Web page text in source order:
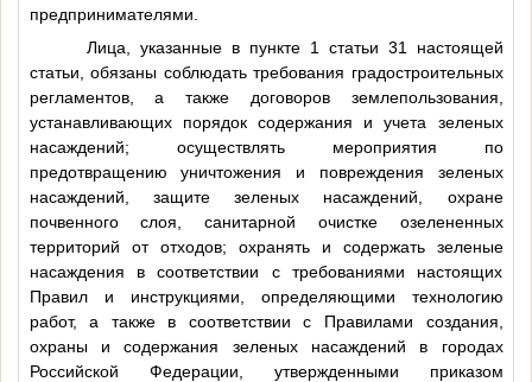
предпринимателями.
Лица, указанные в пункте 1 статьи 31 настоящей
статьи, обязаны соблюдать требования градостроительных
регламентов, а также договоров землепользования,
устанавливающих порядок содержания и учета зеленых
насаждений; осуществлять мероприятия по
предотвращению уничтожения и повреждения зеленых
насаждений, защите зеленых насаждений, охране
почвенного слоя, санитарной очистке озелененных
территорий от отходов; охранять и содержать зеленые
насаждения в соответствии с требованиями настоящих
Правил и инструкциями, определяющими технологию
работ, а также в соответствии с Правилами создания,
охраны и содержания зеленых насаждений в городах
Российской Федерации, утвержденными приказом